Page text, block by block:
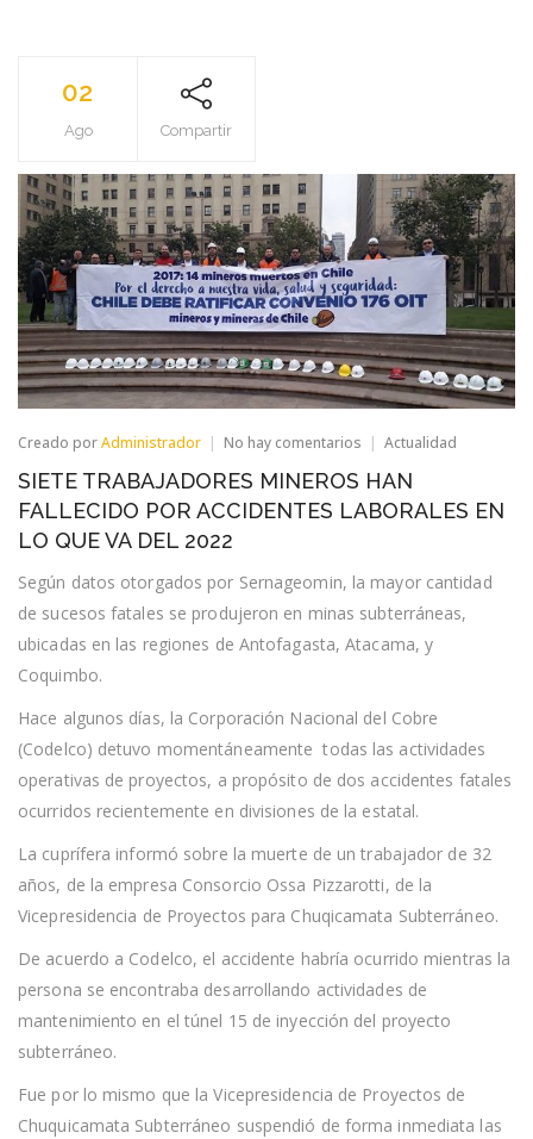
02
Ago Compartir
Creado porAdministrador No hay comentarios en
TRABAJADORES
MINEROS
HAN
ACCIDENTES
LABORALES
EN
LO
2022
Actualidad
SIETE TRABAJADORES MINEROS HAN
FALLECIDO POR ACCIDENTES LABORALES EN
LO QUE VA DEL 2022
Según datos otorgados por Sernageomin, la mayor cantidad
de sucesos fatales se produjeron en minas subterráneas,
ubicadas en las regiones de Antofagasta, Atacama, y
Coquimbo.
Hace algunos días, la Corporación Nacional del Cobre
(Codelco) detuvo momentáneamente todas las actividades
operativas de proyectos, a propósito de dos accidentes fatales
ocurridos recientemente en divisiones de la estatal.
La cuprífera informó sobre la muerte de un trabajador de 32
años, de la empresa Consorcio Ossa Pizzarotti, de la
Vicepresidencia de Proyectos para Chuqicamata Subterráneo.
De acuerdo a Codelco, el accidente habría ocurrido mientras la
persona se encontraba desarrollando actividades de
mantenimiento en el túnel 15 de inyección del proyecto
subterráneo.
Fue por lo mismo que la Vicepresidencia de Proyectos de
Chuquicamata Subterráneo suspendió de forma inmediata las